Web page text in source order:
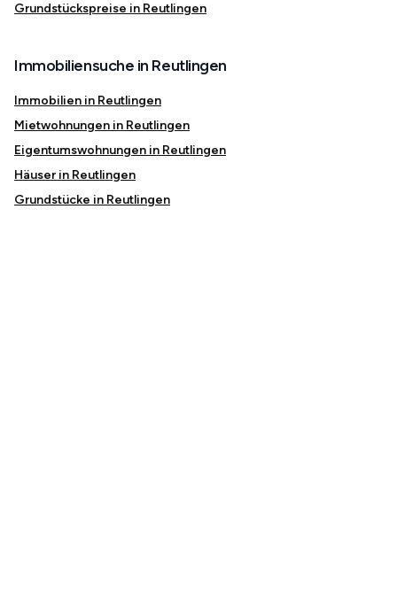
Grundstückspreise in Reutlingen
Immobiliensuche in Reutlingen
Immobilien in Reutlingen
Mietwohnungen in Reutlingen
Eigentumswohnungen in Reutlingen
Häuser in Reutlingen
Grundstücke in Reutlingen